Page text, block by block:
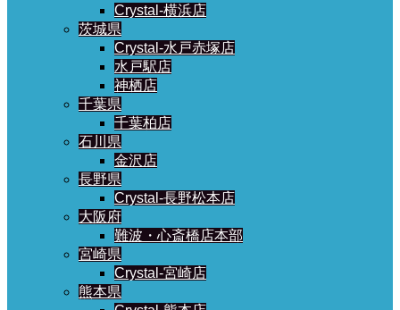
Crystal-横浜店
茨城県
Crystal-水戸赤塚店
水戸駅店
神栖店
千葉県
千葉柏店
石川県
金沢店
長野県
Crystal-長野松本店
大阪府
難波・心斎橋店本部
宮崎県
Crystal-宮崎店
熊本県